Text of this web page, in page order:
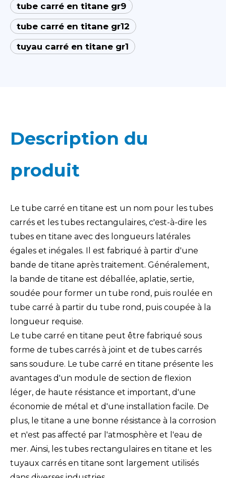
tube carré en titane gr9
tube carré en titane gr12
tuyau carré en titane gr1
Description du
produit
Le tube carré en titane est un nom pour les tubes
carrés et les tubes rectangulaires, c'est-à-dire les
tubes en titane avec des longueurs latérales
égales et inégales. Il est fabriqué à partir d'une
bande de titane après traitement. Généralement,
la bande de titane est déballée, aplatie, sertie,
soudée pour former un tube rond, puis roulée en
tube carré à partir du tube rond, puis coupée à la
longueur requise.
Le tube carré en titane peut être fabriqué sous
forme de tubes carrés à joint et de tubes carrés
sans soudure. Le tube carré en titane présente les
avantages d'un module de section de flexion
léger, de haute résistance et important, d'une
économie de métal et d'une installation facile. De
plus, le titane a une bonne résistance à la corrosion
et n'est pas affecté par l'atmosphère et l'eau de
mer. Ainsi, les tubes rectangulaires en titane et les
tuyaux carrés en titane sont largement utilisés